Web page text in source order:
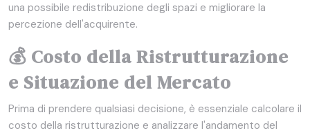
una possibile redistribuzione degli spazi e migliorare la
percezione dell'acquirente.
💰 Costo della Ristrutturazione
e Situazione del Mercato
Prima di prendere qualsiasi decisione, è essenziale calcolare il
costo della ristrutturazione e analizzare l'andamento del